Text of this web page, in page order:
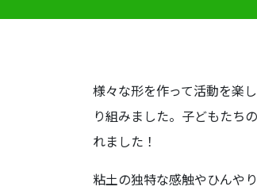
様々な形を作って活動を楽
り組みました。子どもたち
れました！
粘土の独特な感触やひんや